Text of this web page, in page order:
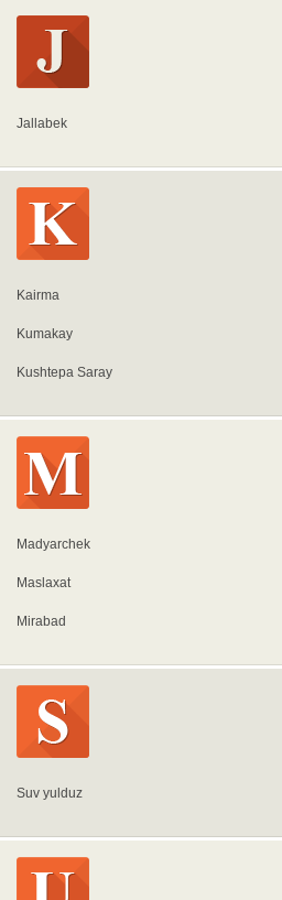
Jallabek
Kairma
Kumakay
Kushtepa Saray
Madyarchek
Maslaxat
Mirabad
Suv yulduz